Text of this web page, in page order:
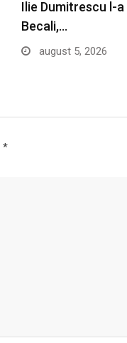
Ilie Dumitrescu l-a
Becali,…
august 5, 2026
*